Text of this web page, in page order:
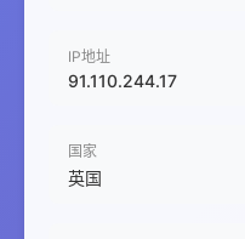
IP地址
91.110.244.17
国家
英国